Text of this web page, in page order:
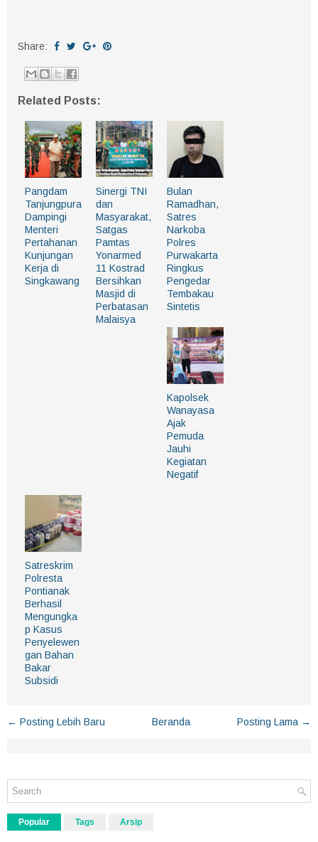
Share:
Related Posts:
Pangdam
Tanjungpura
Dampingi
Menteri
Pertahanan
Kunjungan
Kerja di
Singkawang
Sinergi TNI
dan
Masyarakat,
Satgas
Pamtas
Yonarmed
11 Kostrad
Bersihkan
Masjid di
Perbatasan
Malaisya
Bulan
Ramadhan,
Satres
Narkoba
Polres
Purwakarta
Ringkus
Pengedar
Tembakau
Sintetis
Kapolsek
Wanayasa
Ajak
Pemuda
Jauhi
Kegiatan
Negatif
Satreskrim
Polresta
Pontianak
Berhasil
Mengungka
p Kasus
Penyelewen
gan Bahan
Bakar
Subsidi
← Posting Lebih Baru Posting Lama →
Beranda
Popular Tags Arsip